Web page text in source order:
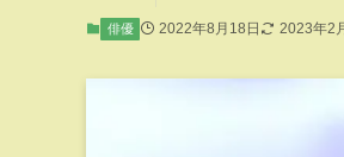
俳優 2022年8月18日 2023年2